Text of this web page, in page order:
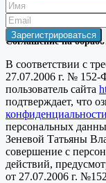
Пользовательское
Соглашение на
В соответствии с
27.07.2006 г. №
пользователь сайта
подтверждает, что
конфиденциальности
персональных
Зеневой Татьяны
совершение с
действий,
от 27.07.2006 г.